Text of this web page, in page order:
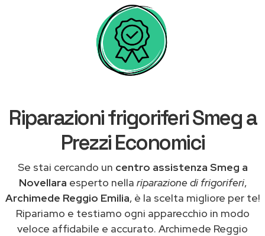
Riparazioni frigoriferi Smeg a
Prezzi Economici
Se stai cercando un centro assistenza Smeg a
Novellara esperto nella riparazione di frigoriferi,
Archimede Reggio Emilia, è la scelta migliore per te!
Ripariamo e testiamo ogni apparecchio in modo
veloce affidabile e accurato. Archimede Reggio